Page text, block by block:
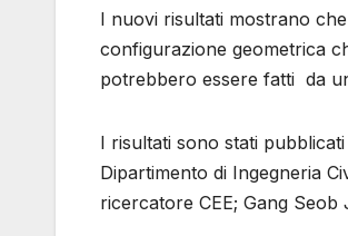
I nuovi risultati mostrano
configurazione geometrica
potrebbero essere fatti da
I risultati sono stati
Dipartimento di Ingegneria
ricercatore CEE; Gang